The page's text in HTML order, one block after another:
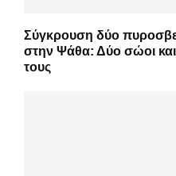
Σύγκρουση δύο
στην Ψάθα: Δύο σώοι και
τους